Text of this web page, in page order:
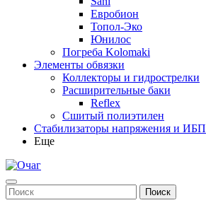
Евробион
Топол-Эко
Юнилос
Погреба Kolomaki
Элементы обвязки
Коллекторы и гидрострелки
Расширительные баки
Reflex
Сшитый полиэтилен
Стабилизаторы напряжения и ИБП
Еще